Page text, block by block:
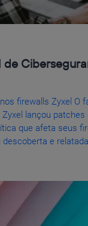
de
firewalls Zyxel O
lançou patches
que afeta seus
e